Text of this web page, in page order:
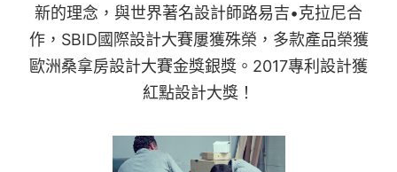
新的理念，與世界著名設計師路易吉•克拉尼合
作，SBID國際設計大賽屢獲殊榮，多款產品榮獲
歐洲桑拿房設計大賽金獎銀獎。2017專利設計獲
紅點設計大獎！